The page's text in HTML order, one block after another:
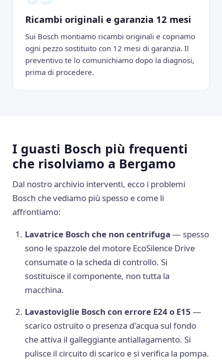
Ricambi originali e garanzia 12 mesi
Sui Bosch montiamo ricambi originali e copriamo
ogni pezzo sostituito con 12 mesi di garanzia. Il
preventivo te lo comunichiamo dopo la diagnosi,
prima di procedere.
I guasti Bosch più frequenti
che risolviamo a Bergamo
Dal nostro archivio interventi, ecco i problemi
Bosch che vediamo più spesso e come li
affrontiamo:
Lavatrice Bosch che non centrifuga — spesso
sono le spazzole del motore EcoSilence Drive
consumate o la scheda di controllo. Si
sostituisce il componente, non tutta la
macchina.
Lavastoviglie Bosch con errore E24 o E15 —
scarico ostruito o presenza d'acqua sul fondo
che attiva il galleggiante antiallagamento. Si
pulisce il circuito di scarico e si verifica la pompa.